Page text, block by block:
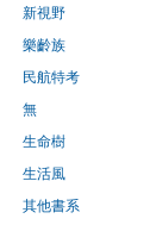
新視野
樂齡族
民航特考
無
生命樹
生活風
其他書系